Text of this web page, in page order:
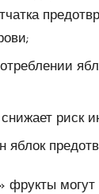
риск
яблок
могут